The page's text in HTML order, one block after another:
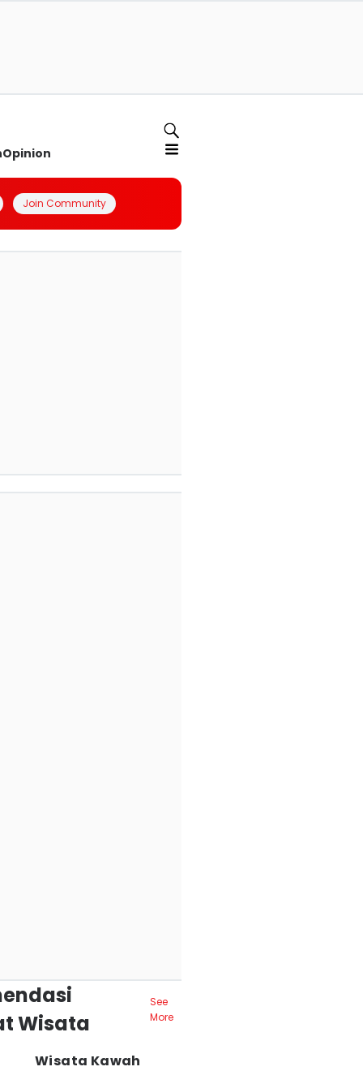
Opinion
Join Community
Wisata
See
More
Wisata Kawah